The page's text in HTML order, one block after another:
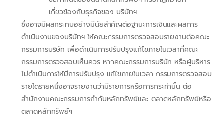
เกี่ยวข้องกับธุรกิจของ บริษัทฯ
ซึ่งอาจมีผลกระทบอย่างมีนัยสำคัญต่อฐานะการเงินและผลการ
ดำเนินงานของบริษัทฯ ให้คณะกรรมการตรวจสอบรายงานต่อคณะ
กรรมการบริษัท เพื่อดำเนินการปรับปรุงแก้ไขภายในเวลาที่คณะ
กรรมการตรวจสอบเห็นควร หากคณะกรรมการบริษัท หรือผู้บริหาร
ไม่ดำเนินการให้มีการปรับปรุง แก้ไขภายในเวลา กรรมการตรวจสอบ
รายใดรายหนึ่งอาจรายงานว่ามีรายการหรือการกระทำนั้น ต่อ
สำนักงานคณะกรรมการกำกับหลักทรัพย์และ ตลาดหลักทรัพย์หรือ
ตลาดหลักทรัพย์ฯ